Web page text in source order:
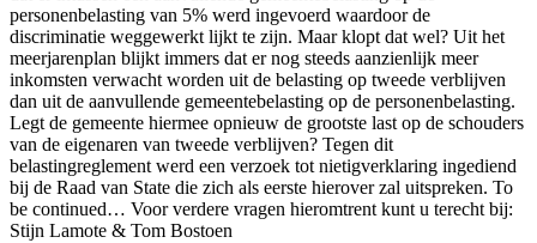
personenbelasting van 5% werd ingevoerd waardoor de
discriminatie weggewerkt lijkt te zijn. Maar klopt dat wel? Uit het
meerjarenplan blijkt immers dat er nog steeds aanzienlijk meer
inkomsten verwacht worden uit de belasting op tweede verblijven
dan uit de aanvullende gemeentebelasting op de personenbelasting.
Legt de gemeente hiermee opnieuw de grootste last op de schouders
van de eigenaren van tweede verblijven? Tegen dit
belastingreglement werd een verzoek tot nietigverklaring ingediend
bij de Raad van State die zich als eerste hierover zal uitspreken. To
be continued… Voor verdere vragen hieromtrent kunt u terecht bij:
Stijn Lamote & Tom Bostoen